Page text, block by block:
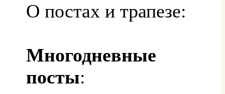
О постах и трапезе:
Многодневные
посты: